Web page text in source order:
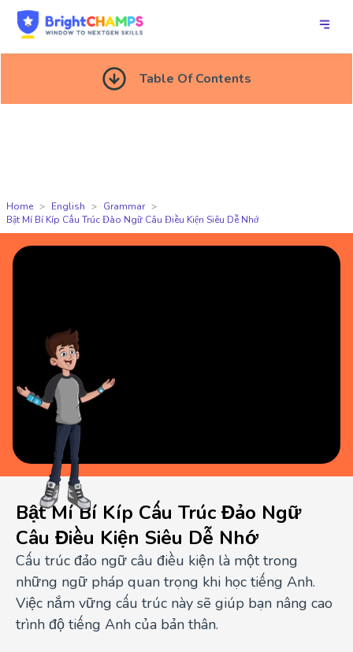
Table Of Contents
Home English
Grammar
Bật Mí Bí Kíp Cấu Trúc Đảo Ngữ Câu Điều Kiện Siêu Dễ Nhớ
Bật Mí Bí Kíp Cấu Trúc Đảo Ngữ
Câu Điều Kiện Siêu Dễ Nhớ
Cấu trúc đảo ngữ câu điều kiện là một trong
những ngữ pháp quan trọng khi học tiếng Anh.
Việc nắm vững cấu trúc này sẽ giúp bạn nâng cao
trình độ tiếng Anh của bản thân.